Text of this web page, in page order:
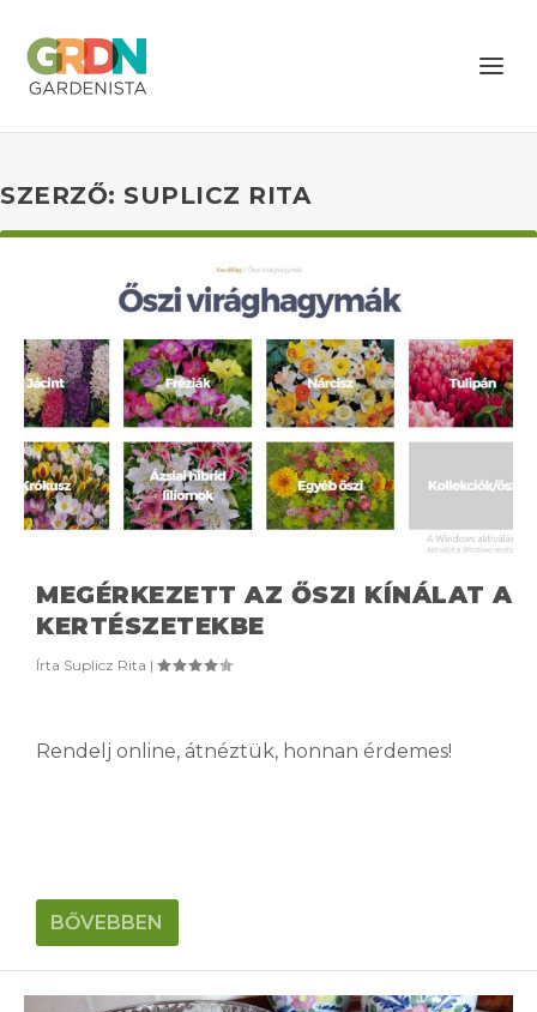
SZERZŐ: SUPLICZ RITA
MEGÉRKEZETT AZ ŐSZI KÍNÁLAT A
KERTÉSZETEKBE
Írta Suplicz Rita |
Rendelj online, átnéztük, honnan érdemes!
BŐVEBBEN